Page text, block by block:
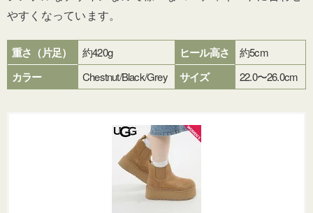
やすくなっています。
重さ（片足） 約420g ヒール高さ 約5cm
カラー Chestnut/Black/Grey サイズ 22.0〜26.0cm